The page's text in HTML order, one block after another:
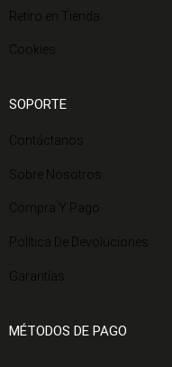
Retiro en Tienda
Cookies
SOPORTE
Contáctanos
Sobre Nosotros
Compra Y Pago
Política De Devoluciones
Garantías
MÉTODOS DE PAGO